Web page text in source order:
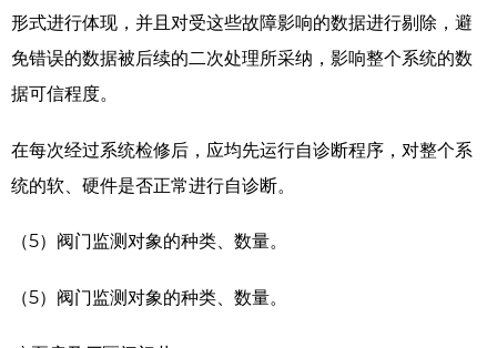
形式进行体现，并且对受这些故障影响的数据进行剔除，避
免错误的数据被后续的二次处理所采纳，影响整个系统的数
据可信程度。
在每次经过系统检修后，应均先运行自诊断程序，对整个系
统的软、硬件是否正常进行自诊断。
（5）阀门监测对象的种类、数量。
（5）阀门监测对象的种类、数量。